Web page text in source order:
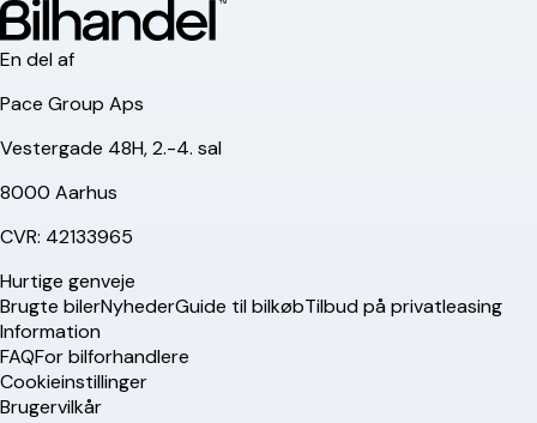
En del af
Pace Group Aps
Vestergade 48H, 2.-4. sal
8000 Aarhus
CVR: 42133965
Hurtige genveje
Brugte bilerNyhederGuide til bilkøbTilbud på privatleasing
Information
FAQFor bilforhandlere
Cookieinstillinger
Brugervilkår